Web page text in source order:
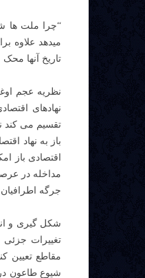
“چرا ملت ها
تاریخ آنها محک
نظریه عجم
نهادهای
تقسیم می کند
باز به نهاد
اقتصادی باز
مداخله در
جرگه
شکل گیری و
تغییرات
مقاطع تعیین